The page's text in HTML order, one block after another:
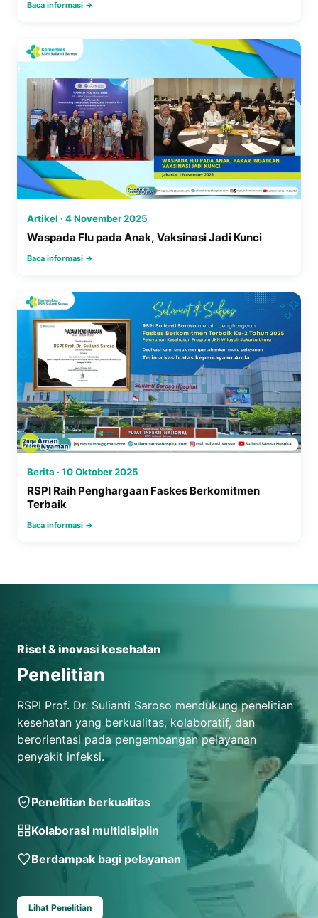
Baca informasi →
Artikel · 4 November 2025
Waspada Flu pada Anak, Vaksinasi Jadi Kunci
Baca informasi →
Berita · 10 Oktober 2025
RSPI Raih Penghargaan Faskes Berkomitmen
Terbaik
Baca informasi →
Riset & inovasi kesehatan
Penelitian
RSPI Prof. Dr. Sulianti Saroso mendukung penelitian
kesehatan yang berkualitas, kolaboratif, dan
berorientasi pada pengembangan pelayanan
penyakit infeksi.
Penelitian berkualitas
Kolaborasi multidisiplin
Berdampak bagi pelayanan
Lihat Penelitian